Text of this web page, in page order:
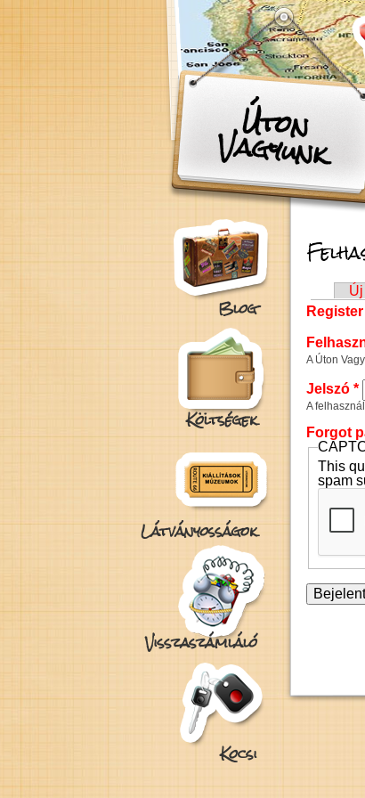
Úton
Vagyunk
Blog
Költségek
Látványosságok
Visszaszámláló
Kocsi
A Úton
Jelszó *
A
Forgot
This
spam